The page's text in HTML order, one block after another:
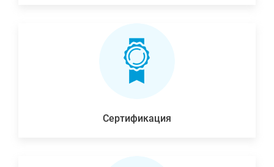
Сертификация